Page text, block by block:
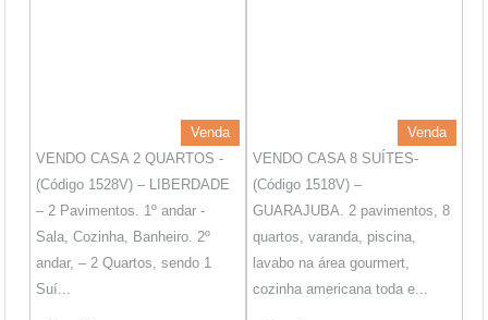
Venda
VENDO CASA 2 QUARTOS -
(Código 1528V) – LIBERDADE
– 2 Pavimentos. 1º andar -
Sala, Cozinha, Banheiro. 2º
andar, – 2 Quartos, sendo 1
Suí...
Venda
VENDO CASA 8 SUÍTES-
(Código 1518V) –
GUARAJUBA. 2 pavimentos, 8
quartos, varanda, piscina,
lavabo na área gourmert,
cozinha americana toda e...